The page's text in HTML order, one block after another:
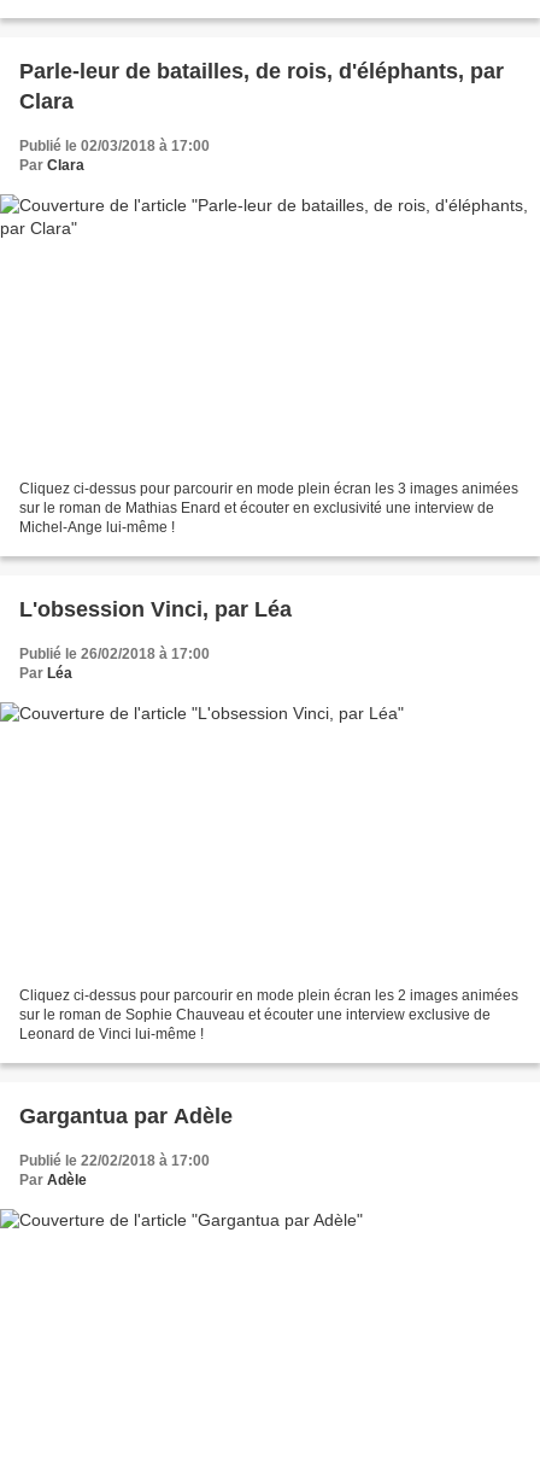
Parle-leur de batailles, de rois, d'éléphants, par
Clara
Publié le 02/03/2018 à 17:00
Par Clara
Cliquez ci-dessus pour parcourir en mode plein écran les 3 images animées
sur le roman de Mathias Enard et écouter en exclusivité une interview de
Michel-Ange lui-même !
L'obsession Vinci, par Léa
Publié le 26/02/2018 à 17:00
Par Léa
Cliquez ci-dessus pour parcourir en mode plein écran les 2 images animées
sur le roman de Sophie Chauveau et écouter une interview exclusive de
Leonard de Vinci lui-même !
Gargantua par Adèle
Publié le 22/02/2018 à 17:00
Par Adèle